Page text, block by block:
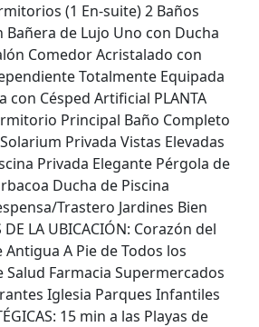
(1 En-suite) 2 Baños
de Lujo Uno con Ducha
Comedor Acristalado con
Totalmente Equipada
con Césped Artificial PLANTA
Principal Baño Completo
Privada Vistas Elevadas
Privada Elegante Pérgola de
Ducha de Piscina
Trastero Jardines Bien
DE LA UBICACIÓN: Corazón del
A Pie de Todos los
Salud Farmacia Supermercados
Iglesia Parques Infantiles
15 min a las Playas de